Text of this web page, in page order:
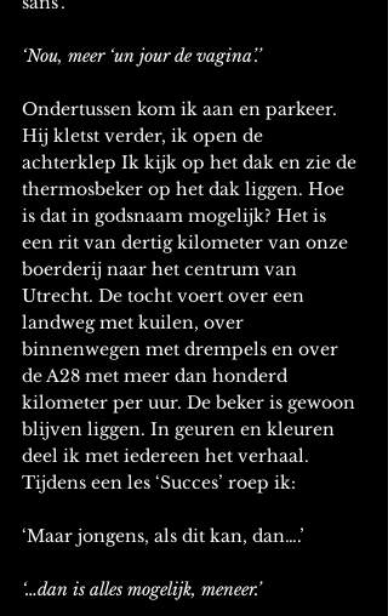
‘Nou, meer ‘un jour de vagina’.’
Ondertussen kom ik aan en parkeer.
Hij kletst verder, ik open de
achterklep Ik kijk op het dak en zie de
thermosbeker op het dak liggen. Hoe
is dat in godsnaam mogelijk? Het is
een rit van dertig kilometer van onze
boerderij naar het centrum van
Utrecht. De tocht voert over een
landweg met kuilen, over
binnenwegen met drempels en over
de A28 met meer dan honderd
kilometer per uur. De beker is gewoon
blijven liggen. In geuren en kleuren
deel ik met iedereen het verhaal.
Tijdens een les ‘Succes’ roep ik:
‘Maar jongens, als dit kan, dan….’
‘…dan is alles mogelijk, meneer.’